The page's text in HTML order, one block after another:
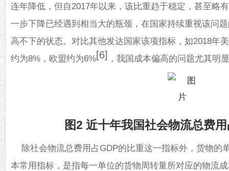
连年降低，但自2017年以来，该比重趋于稳定，甚至略
一步下降已经遇到相当大的瓶颈，在国家持续重视该问
高不下的状态。对比其他发达国家该项指标，如2018年
约为8%，欧盟约为6%[6] ，我国成本偏高的问题尤其明
图2 近十年我国社会物流总费
除社会物流总费用占GDP的比重这一指标外，货物的
本常用指标，是指每一单位的货物周转量所对应的物流